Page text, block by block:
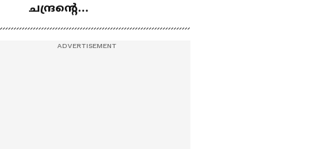
ചന്ദ്രന്റെ